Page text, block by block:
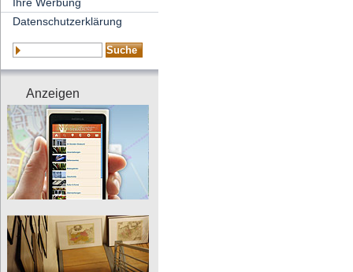
Ihre Werbung
Datenschutzerklärung
Anzeigen